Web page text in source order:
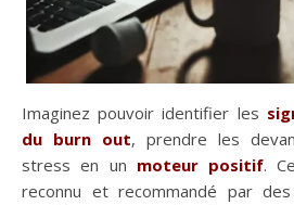
Imaginez pouvoir identifier les
du burn out, prendre les
stress en un moteur positif.
reconnu et recommandé par